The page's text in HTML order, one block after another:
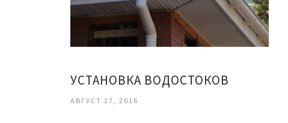
УСТАНОВКА ВОДОСТОКОВ
АВГУСТ 27, 2016